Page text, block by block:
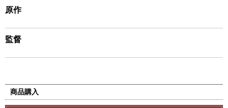
原作
監督
商品購入